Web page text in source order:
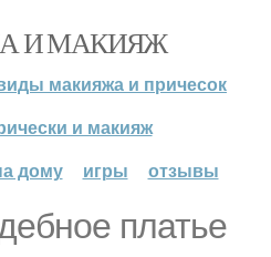
И МАКИЯЖ
макияжа и причесок
и макияж
дому
игры отзывы
платье